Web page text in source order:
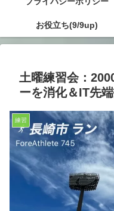
お役立ち(9/9up)
土曜練習会：
ーを消化＆IT先
練習